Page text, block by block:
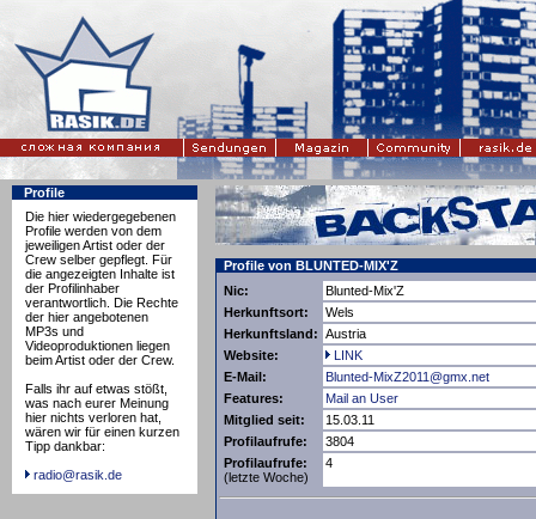
Profile
Die hier wiedergegebenen
Profile werden von dem
jeweiligen Artist oder der
Crew selber gepflegt. Für
die angezeigten Inhalte ist
der Profilinhaber
verantwortlich. Die Rechte
der hier angebotenen
MP3s und
Videoproduktionen liegen
beim Artist oder der Crew.
Falls ihr auf etwas stößt,
was nach eurer Meinung
hier nichts verloren hat,
wären wir für einen kurzen
Tipp dankbar:
radio@rasik.de
Profile von BLUNTED-MIX'Z
Nic:
Blunted-Mix'Z
Herkunftsort:
Wels
Herkunftsland: Austria
Website:
LINK
E-Mail:
Blunted-MixZ2011@gmx.net
Features:
Mail an User
Mitglied seit:
15.03.11
Profilaufrufe:
3804
Profilaufrufe:
(letzte Woche)
4